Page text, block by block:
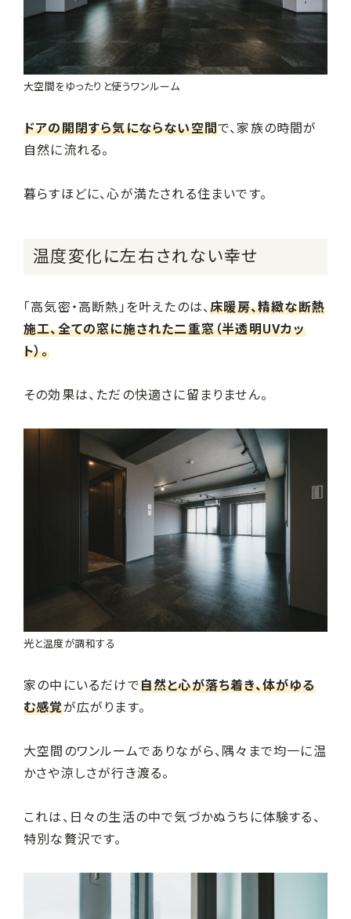
大空間をゆったりと使うワンルーム
ドアの開閉すら気にならない空間で、家族の時間が
自然に流れる。
暮らすほどに、心が満たされる住まいです。
温度変化に左右されない幸せ
「高気密・高断熱」を叶えたのは、床暖房、精緻な断熱
施工、全ての窓に施された二重窓（半透明UVカッ
ト）。
その効果は、ただの快適さに留まりません。
光と温度が調和する
家の中にいるだけで自然と心が落ち着き、体がゆる
む感覚が広がります。
大空間のワンルームでありながら、隅々まで均一に温
かさや涼しさが行き渡る。
これは、日々の生活の中で気づかぬうちに体験する、
特別な贅沢です。